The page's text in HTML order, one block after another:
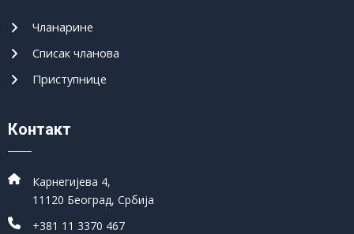
Чланарине
Списак чланова
Приступнице
Контакт
Карнегијева 4,
11120 Београд, Србија
+381 11 3370 467